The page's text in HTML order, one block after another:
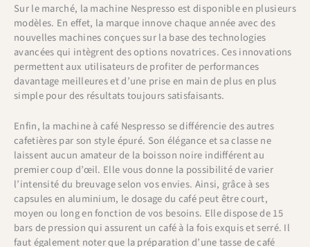
Sur le marché, la machine Nespresso est disponible en plusieurs
modèles. En effet, la marque innove chaque année avec des
nouvelles machines conçues sur la base des technologies
avancées qui intègrent des options novatrices. Ces innovations
permettent aux utilisateurs de profiter de performances
davantage meilleures et d’une prise en main de plus en plus
simple pour des résultats toujours satisfaisants.
Enfin, la machine à café Nespresso se différencie des autres
cafetières par son style épuré. Son élégance et sa classe ne
laissent aucun amateur de la boisson noire indifférent au
premier coup d’œil. Elle vous donne la possibilité de varier
l’intensité du breuvage selon vos envies. Ainsi, grâce à ses
capsules en aluminium, le dosage du café peut être court,
moyen ou long en fonction de vos besoins. Elle dispose de 15
bars de pression qui assurent un café à la fois exquis et serré. Il
faut également noter que la préparation d’une tasse de café